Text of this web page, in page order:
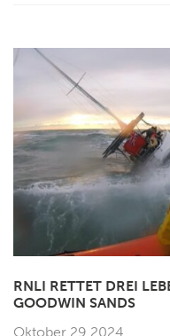
RNLI RETTET DREI
GOODWIN SANDS
Oktober 29 2024